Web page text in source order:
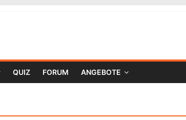
QUIZ FORUM ANGEBOTE